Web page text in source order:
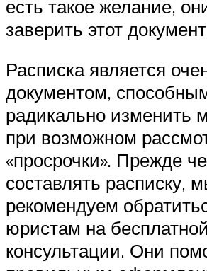
есть такое желание,
заверить этот
Расписка является
документом,
радикально изменить
при возможном
«просрочки». Прежде
составлять расписку,
рекомендуем
юристам на бесплатной
консультации. Они